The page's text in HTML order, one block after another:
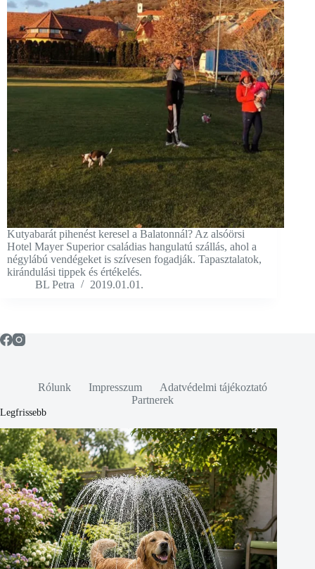
Kutyabarát pihenést keresel a Balatonnál? Az alsóörsi
Hotel Mayer Superior családias hangulatú szállás, ahol a
négylábú vendégeket is szívesen fogadják. Tapasztalatok,
kirándulási tippek és értékelés.
BL Petra
2019.01.01.
Rólunk Impresszum
Adatvédelmi tájékoztató
Partnerek
Legfrissebb